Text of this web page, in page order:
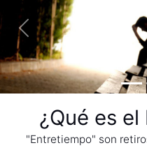
Previous
¿Qué es
"Entretiempo" son